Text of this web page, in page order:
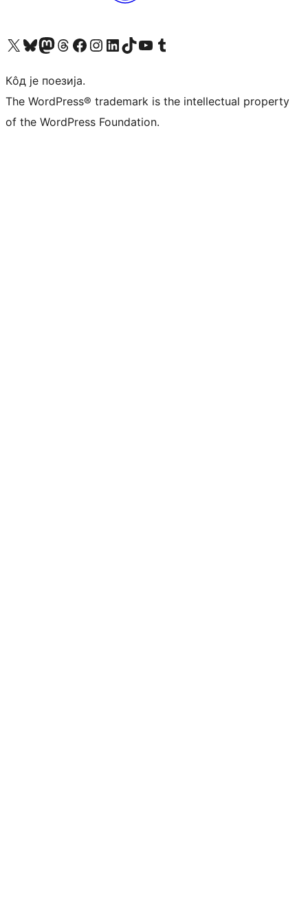
Visit our X (formerly Twitter) account
Посетите наш Bluesky налог
Visit our Mastodon account
Посетите наш налог на Threads-у Visit our Facebook page
Посетите наш Инстаграм налог
Visit our LinkedIn account
Посетите наш TikTok налог
Visit our YouTube channel
Посетите наш Tumblr налог
Кôд је поезија.
The WordPress® trademark is the intellectual property
of the WordPress Foundation.